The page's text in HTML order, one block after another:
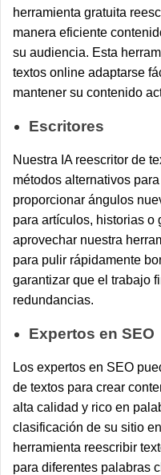
herramienta gratuita
manera eficiente
su audiencia. Esta
textos online adaptarse
mantener su contenido
Escritores
Nuestra IA reescritor de
métodos alternativos
proporcionar ángulos
para artículos, historias o
aprovechar nuestra
para pulir rápidamente
garantizar que el trabajo
redundancias.
Expertos en SEO
Los expertos en SEO
de textos para crear
alta calidad y rico en
clasificación de su sitio
herramienta reescribir
para diferentes palabras